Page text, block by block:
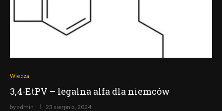
Wiedza
3,4-EtPV – legalna alfa dla niemców
byadmin 23 sierpnia, 2024